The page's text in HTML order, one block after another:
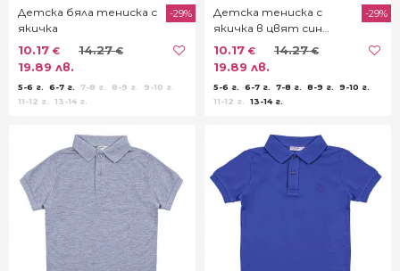
Детска бяла тениска с
якичка
-29%
10.17 €
19.89 лв.
14.27€
5-6 г. 6-7 г. 7-8 г. 8-9 г.
9-10 г.
11-12 г.
13-14 г.
Детска тениска с
якичка в цвят син
парламент
-29%
10.17 €
19.89 лв.
14.27€
5-6 г. 6-7 г. 7-8 г. 8-9 г.
9-10 г.
11-12 г.
13-14 г.